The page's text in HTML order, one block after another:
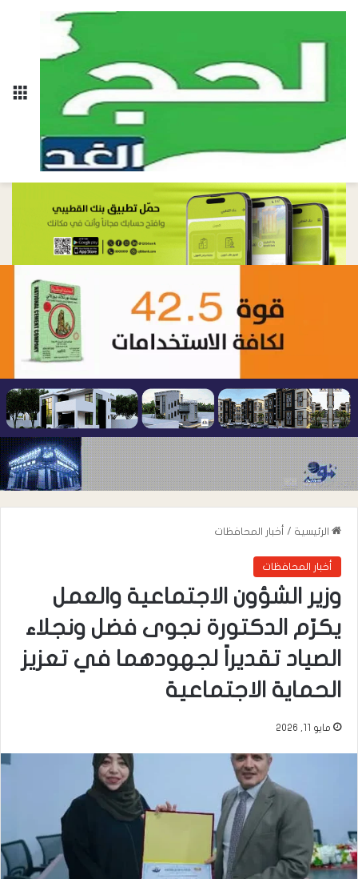
الرئيسية / أخبار المحافظات
أخبار المحافظات
وزير الشؤون الاجتماعية والعمل
يكرّم الدكتورة نجوى فضل ونجلاء
الصياد تقديراً لجهودهما في تعزيز
الحماية الاجتماعية
مايو 11, 2026